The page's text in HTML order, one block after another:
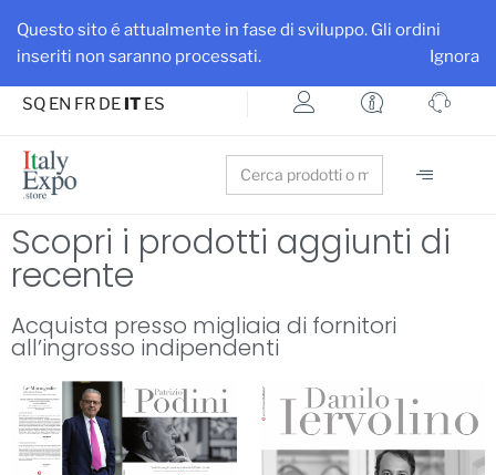
Questo sito é attualmente in fase di sviluppo. Gli ordini
inseriti non saranno processati.
Ignora
Ottieni maggiore visibilità per la tua azienda e i tuoi prodotti
Iscriviti su ItalyExpo
SQ EN FR DE IT ES
Search
for:
Scopri i prodotti aggiunti di
recente
Acquista presso migliaia di fornitori
all’ingrosso indipendenti